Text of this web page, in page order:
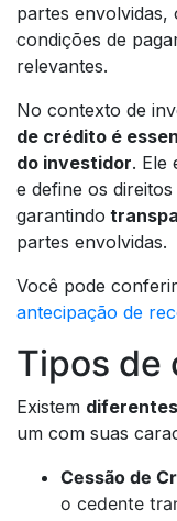
partes envolvidas,
condições de
relevantes.
No contexto de
de crédito é
do investidor. Ele
e define os
garantindo
partes envolvidas.
Você pode
antecipação de
Tipos de
Existem
um com suas
Cessão de
o cedente